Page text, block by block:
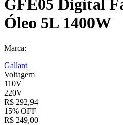
GFE05 Digital
Óleo 5L 1400W
Marca:
Gallant
Voltagem
110V
220V
R$ 292,94
15% OFF
R$ 249,00